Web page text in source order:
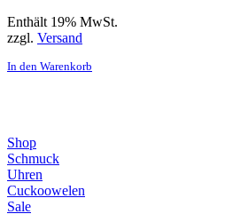
Enthält 19% MwSt.
zzgl. Versand
In den Warenkorb
Shop
Schmuck
Uhren
Cuckoowelen
Sale